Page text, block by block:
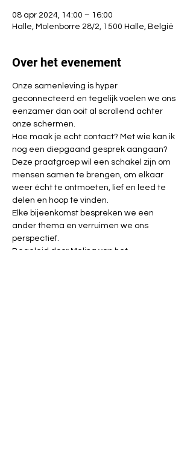
08 apr 2024, 14:00 – 16:00
Halle, Molenborre 28/2, 1500 Halle, België
Over het evenement
Onze samenleving is hyper
geconnecteerd en tegelijk voelen we ons
eenzamer dan ooit al scrollend achter
onze schermen.
Hoe maak je echt contact? Met wie kan ik
nog een diepgaand gesprek aangaan?
Deze praatgroep wil een schakel zijn om
mensen samen te brengen, om elkaar
weer écht te ontmoeten, lief en leed te
delen en hoop te vinden.
Elke bijeenkomst bespreken we een
ander thema en verruimen we ons
perspectief.
Begeleid door Melina van het